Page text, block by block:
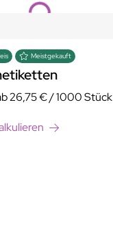
Loading...
Meistgekauft
26,75 €/ 1000 Stück